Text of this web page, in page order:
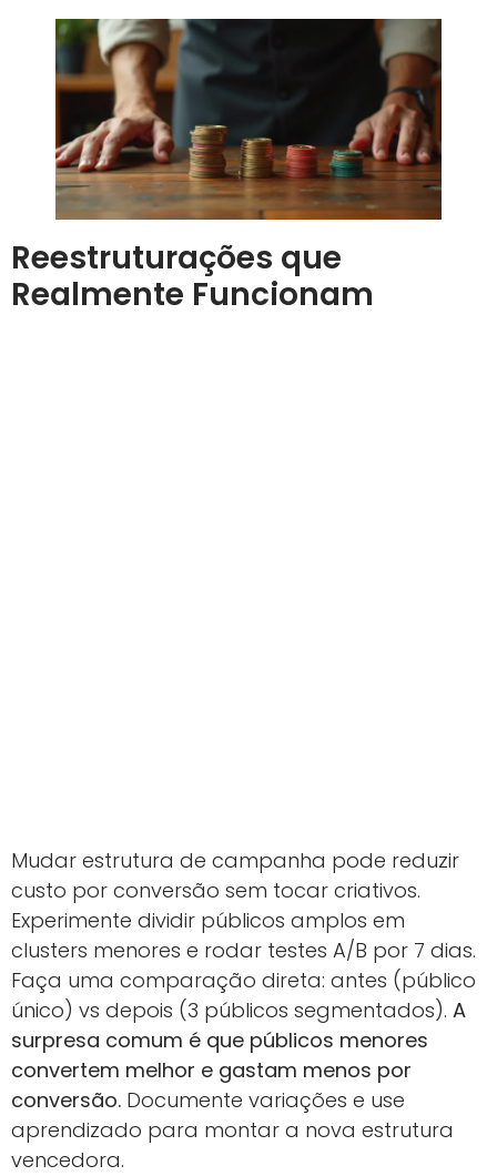
Reestruturações que
Realmente Funcionam
Mudar estrutura de campanha pode reduzir
custo por conversão sem tocar criativos.
Experimente dividir públicos amplos em
clusters menores e rodar testes A/B por 7 dias.
Faça uma comparação direta: antes (público
único) vs depois (3 públicos segmentados). A
surpresa comum é que públicos menores
convertem melhor e gastam menos por
conversão. Documente variações e use
aprendizado para montar a nova estrutura
vencedora.